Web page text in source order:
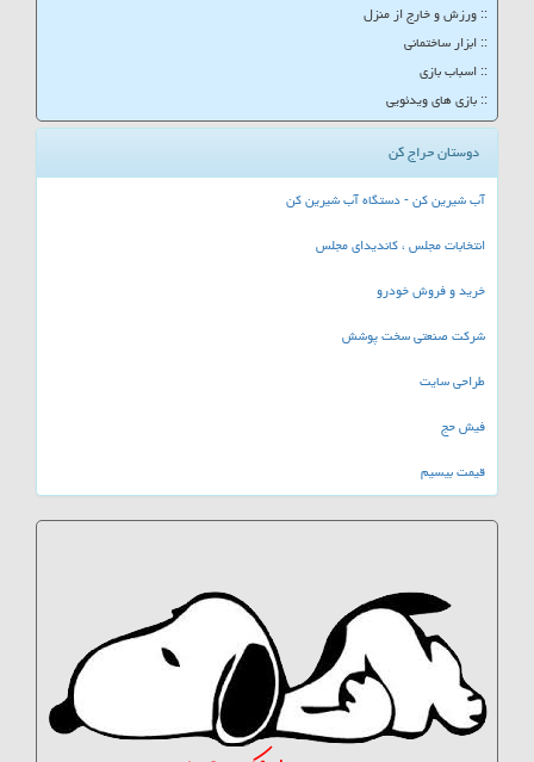
:: ورزش و خارج از منزل
:: ابزار ساختمانی
:: اسباب بازی
:: بازی های ویدئویی
دوستان حراج کن
آب شیرین کن - دستگاه آب شیرین کن
انتخابات مجلس ، کاندیدای مجلس
خرید و فروش خودرو
شرکت صنعتی سخت پوشش
طراحی سایت
فیش حج
قیمت بیسیم